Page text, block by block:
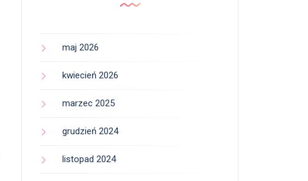
maj 2026
kwiecień 2026
marzec 2025
grudzień 2024
listopad 2024